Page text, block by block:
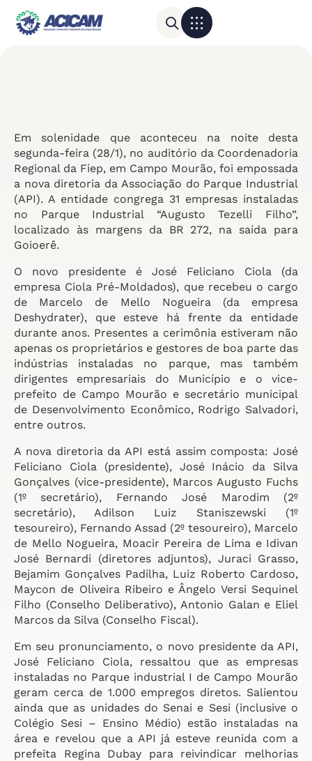
Em solenidade que aconteceu na noite desta
segunda-feira (28/1), no auditório da Coordenadoria
Regional da Fiep, em Campo Mourão, foi empossada
a nova diretoria da Associação do Parque Industrial
(API). A entidade congrega 31 empresas instaladas
no Parque Industrial “Augusto Tezelli Filho”,
localizado às margens da BR 272, na saída para
Goioerê.
O novo presidente é José Feliciano Ciola (da
empresa Ciola Pré-Moldados), que recebeu o cargo
de Marcelo de Mello Nogueira (da empresa
Deshydrater), que esteve há frente da entidade
durante anos. Presentes a cerimônia estiveram não
apenas os proprietários e gestores de boa parte das
indústrias instaladas no parque, mas também
dirigentes empresariais do Município e o vice-
prefeito de Campo Mourão e secretário municipal
de Desenvolvimento Econômico, Rodrigo Salvadori,
entre outros.
A nova diretoria da API está assim composta: José
Feliciano Ciola (presidente), José Inácio da Silva
Gonçalves (vice-presidente), Marcos Augusto Fuchs
(1º secretário), Fernando José Marodim (2º
secretário), Adilson Luiz Staniszewski (1º
tesoureiro), Fernando Assad (2º tesoureiro), Marcelo
de Mello Nogueira, Moacir Pereira de Lima e Idivan
José Bernardi (diretores adjuntos), Juraci Grasso,
Bejamim Gonçalves Padilha, Luiz Roberto Cardoso,
Maycon de Oliveira Ribeiro e Ângelo Versi Sequinel
Filho (Conselho Deliberativo), Antonio Galan e Eliel
Marcos da Silva (Conselho Fiscal).
Em seu pronunciamento, o novo presidente da API,
José Feliciano Ciola, ressaltou que as empresas
instaladas no Parque industrial I de Campo Mourão
geram cerca de 1.000 empregos diretos. Salientou
ainda que as unidades do Senai e Sesi (inclusive o
Colégio Sesi – Ensino Médio) estão instaladas na
área e revelou que a API já esteve reunida com a
prefeita Regina Dubay para reivindicar melhorias